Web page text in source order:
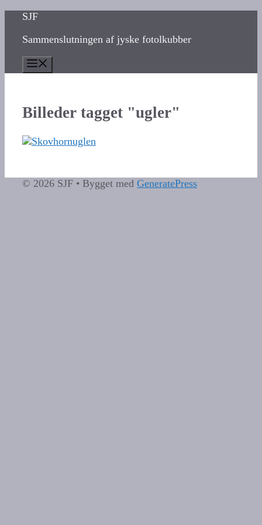
indhold
SJF
Sammenslutningen af jyske fotolkubber
Billeder tagget "ugler"
© 2026 SJF • Bygget med GeneratePress